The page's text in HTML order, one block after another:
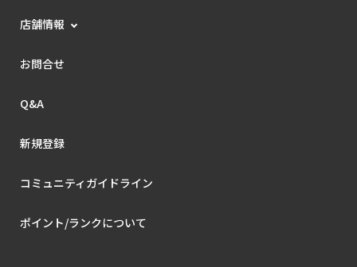
店舗情報
お問合せ
Q&A
新規登録
コミュニティガイドライン
ポイント/ランクについて